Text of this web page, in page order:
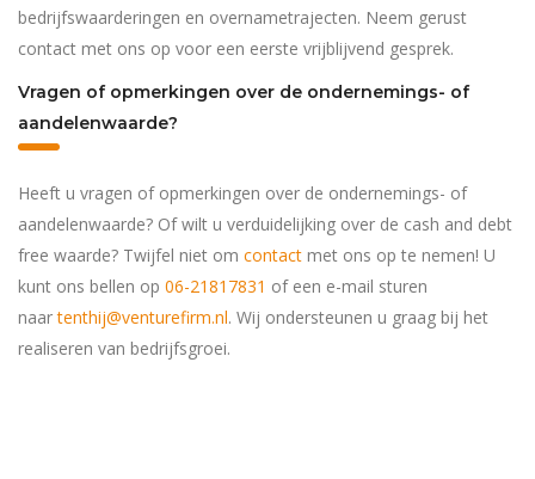
bedrijfswaarderingen en overnametrajecten. Neem gerust
contact met ons op voor een eerste vrijblijvend gesprek.
Vragen of opmerkingen over de ondernemings- of
aandelenwaarde?
Heeft u vragen of opmerkingen over de ondernemings- of
aandelenwaarde? Of wilt u verduidelijking over de cash and debt
free waarde? Twijfel niet om contact met ons op te nemen! U
kunt ons bellen op 06-21817831 of een e-mail sturen
naartenthij@venturefirm.nl. Wij ondersteunen u graag bij het
realiseren van bedrijfsgroei.